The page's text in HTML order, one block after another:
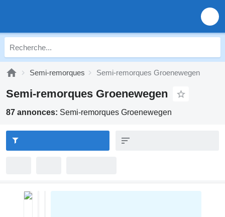
Semi-remorques Semi-remorques Groenewegen
Semi-remorques Groenewegen
87 annonces: Semi-remorques Groenewegen